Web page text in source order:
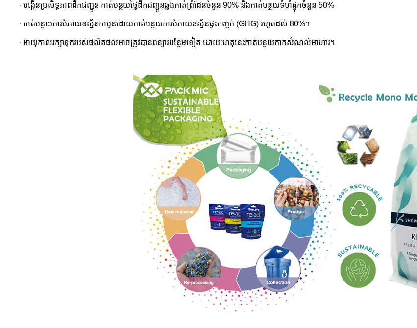
· បង្កើនប្រសិទ្ធភាពដឹកជញ្ជូន កាត់បន្ថយថ្លៃដឹកជញ្ជូនឆ្លងកាត់ព្រំដែនចំនួន 90% និងកាត់បន្ថយទំហំផ្ទុកចំនួន 50%
· កាត់បន្ថយ​ការបំភាយ​ឧស្ម័ន​កាបូន​ដោយ​កាត់បន្ថយ​ការបំភាយ​ឧស្ម័ន​ផ្ទះកញ្ចក់ (GHG) រហូតដល់ 80%។
· អាយុកាល​រក្សាទុក​របស់​ផលិតផល​អាច​ត្រូវ​បាន​ពន្យារ​បន្ថែម​ទៀត ដោយហេតុនេះ​កាត់បន្ថយ​កាកសំណល់​អាហារ។